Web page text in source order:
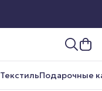
ТекстильПодарочные